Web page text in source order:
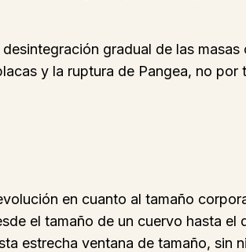
gradual de las
y la ruptura de Pangea, no
en cuanto al tamaño
el tamaño de un cuervo hasta
estrecha ventana de tamaño, sin